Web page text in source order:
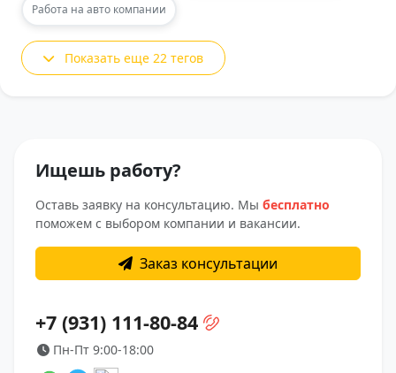
Работа на авто компании
Показать еще 22 тегов
Ищешь работу?
Оставь заявку на консультацию. Мы бесплатно
поможем с выбором компании и вакансии.
Заказ консультации
+7 (931) 111-80-84
Пн-Пт 9:00-18:00